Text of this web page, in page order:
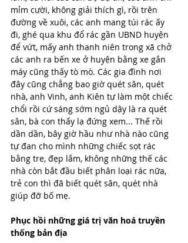
mỉm cười, không giải thích gì, rồi trên
đường về xuôi, các anh mang túi rác ấy
đi, ghé qua khu đổ rác gần UBND huyện
để vứt, mấy anh thanh niên trong xã chở
các anh ra bến xe ở huyện bằng xe gắn
máy cũng thấy tò mò. Các gia đình nơi
đây cũng chẳng bao giờ quét sân, quét
nhà, anh Vinh, anh Kiên tự làm một chiếc
chổi rồi cứ sáng sớm ngủ dậy là ra quét
sân, bà con thấy lạ đứng xem... Thế rồi
dần dần, bây giờ hầu như nhà nào cũng
tự đan cho mình những chiếc sọt rác
bằng tre, đẹp lắm, không những thế các
nhà còn bắt đầu biết phân loại rác nữa,
trẻ con thì đã biết quét sân, quét nhà
giúp đỡ bố mẹ.
Phục hồi những giá trị văn hoá truyền
thống bản địa